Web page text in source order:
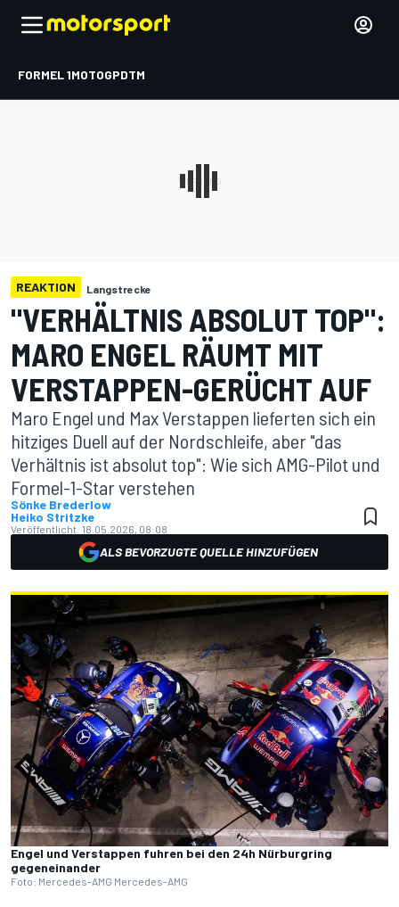
FORMEL 1MOTOGPDTM
REAKTION Langstrecke
"VERHÄLTNIS ABSOLUT TOP":
MARO ENGEL RÄUMT MIT
VERSTAPPEN-GERÜCHT AUF
Maro Engel und Max Verstappen lieferten sich ein
hitziges Duell auf der Nordschleife, aber "das
Verhältnis ist absolut top": Wie sich AMG-Pilot und
Formel-1-Star verstehen
Sönke Brederlow
Heiko Stritzke
Veröffentlicht: 18.05.2026, 08:08
ALS BEVORZUGTE QUELLE HINZUFÜGEN
Engel und Verstappen fuhren bei den 24h Nürburgring
gegeneinander
Foto: Mercedes-AMG Mercedes-AMG